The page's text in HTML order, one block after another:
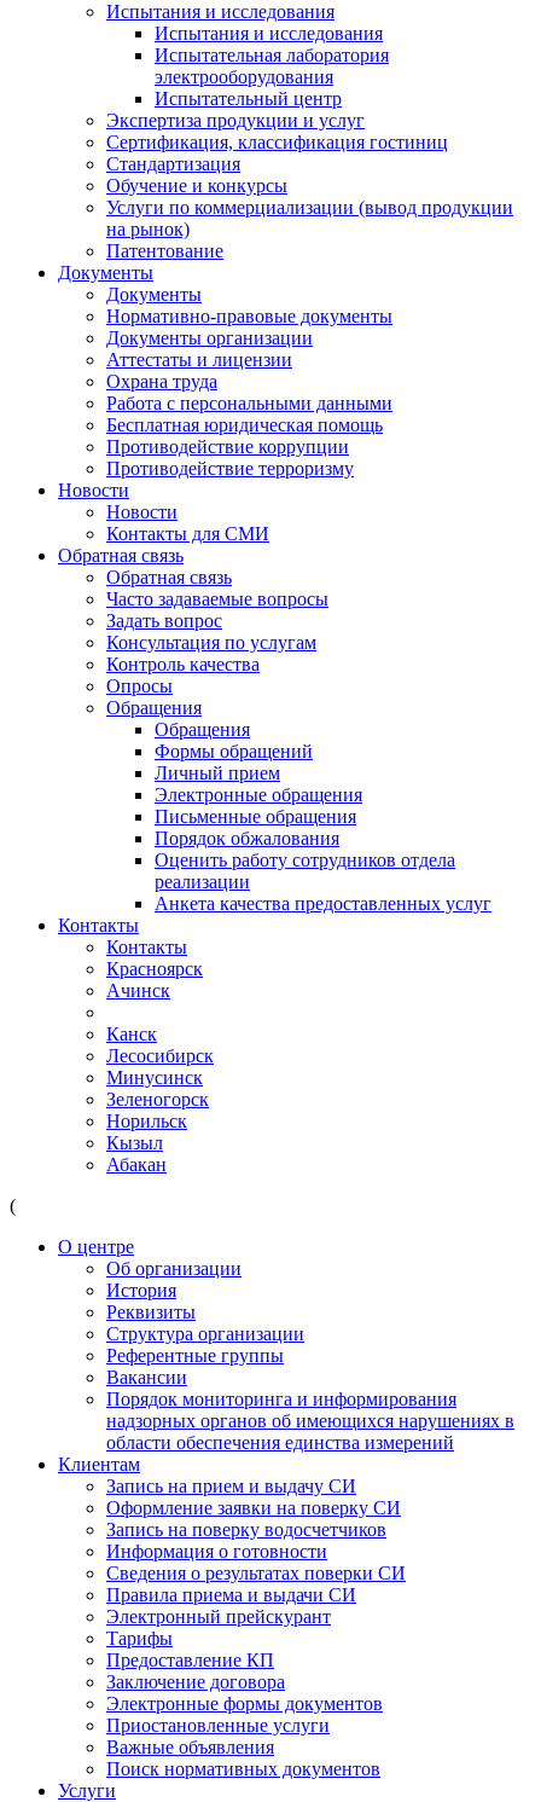
Испытания и исследования
Испытания и исследования
Испытательная лаборатория
электрооборудования
Испытательный центр
Экспертиза продукции и услуг
Сертификация, классификация гостиниц
Стандартизация
Обучение и конкурсы
Услуги по коммерциализации (вывод продукции
на рынок)
Патентование
Документы
Документы
Нормативно-правовые документы
Документы организации
Аттестаты и лицензии
Охрана труда
Работа с персональными данными
Бесплатная юридическая помощь
Противодействие коррупции
Противодействие терроризму
Новости
Новости
Контакты для СМИ
Обратная связь
Обратная связь
Часто задаваемые вопросы
Задать вопрос
Консультация по услугам
Контроль качества
Опросы
Обращения
Обращения
Формы обращений
Личный прием
Электронные обращения
Письменные обращения
Порядок обжалования
Оценить работу сотрудников отдела
реализации
Анкета качества предоставленных услуг
Контакты
Контакты
Красноярск
Ачинск
Канск
Лесосибирск
Минусинск
Зеленогорск
Норильск
Кызыл
Абакан
(
О центре
Об организации
История
Реквизиты
Структура организации
Референтные группы
Вакансии
Порядок мониторинга и информирования
надзорных органов об имеющихся нарушениях в
области обеспечения единства измерений
Клиентам
Запись на прием и выдачу СИ
Оформление заявки на поверку СИ
Запись на поверку водосчетчиков
Информация о готовности
Сведения о результатах поверки СИ
Правила приема и выдачи СИ
Электронный прейскурант
Тарифы
Предоставление КП
Заключение договора
Электронные формы документов
Приостановленные услуги
Важные объявления
Поиск нормативных документов
Услуги